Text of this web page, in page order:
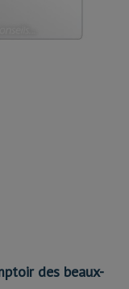
des beaux-